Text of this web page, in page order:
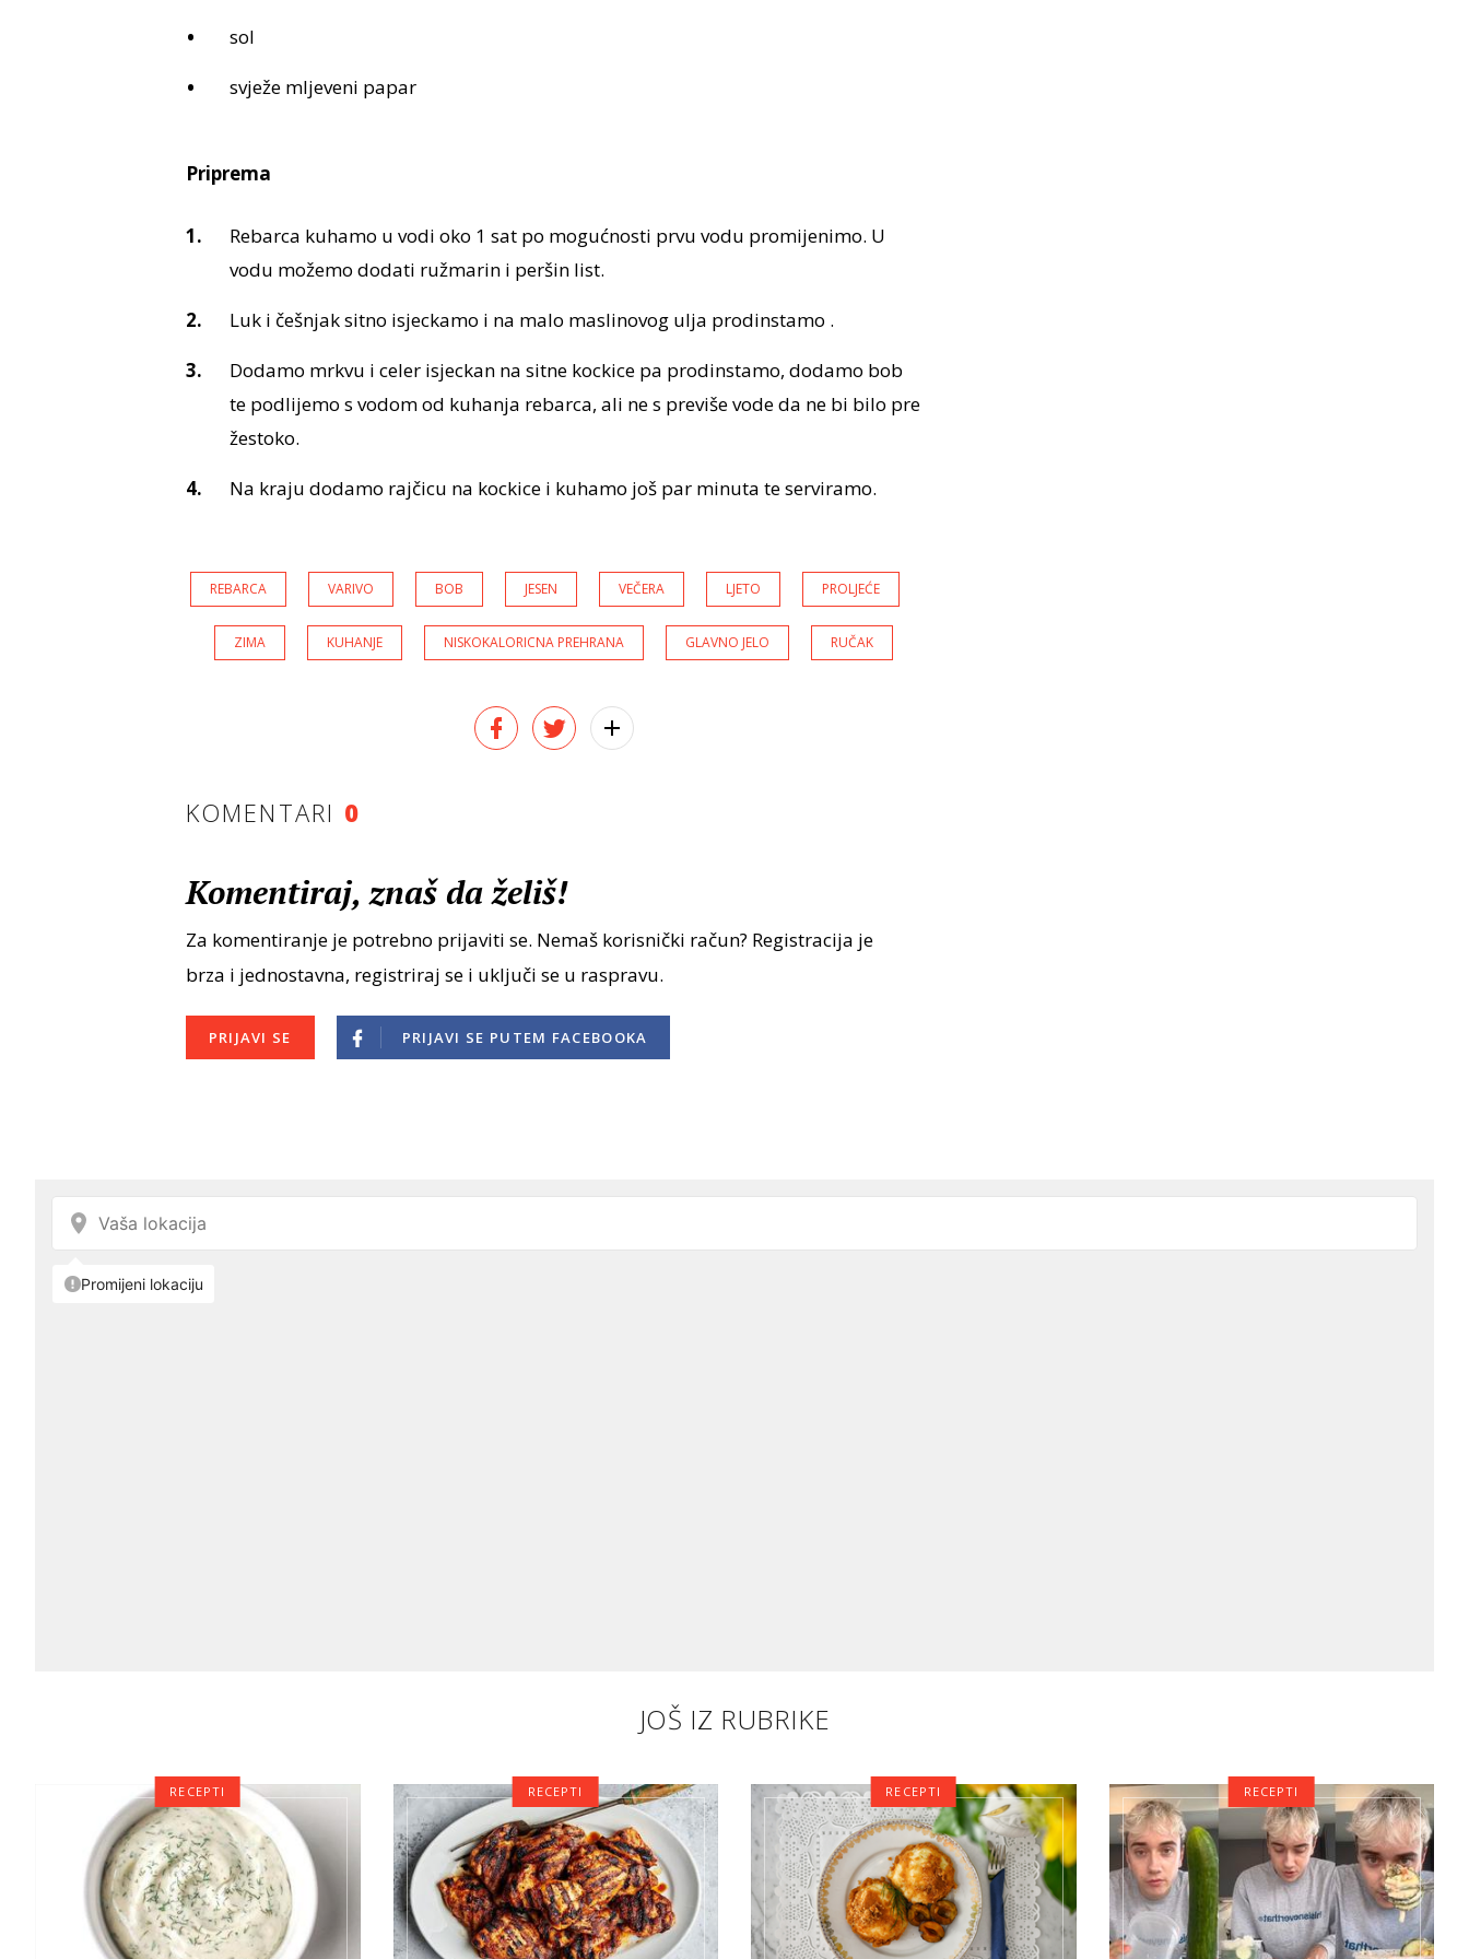
sol
svježe mljeveni papar
Priprema
Rebarca kuhamo u vodi oko 1 sat po mogućnosti prvu vodu promijenimo. U
vodu možemo dodati ružmarin i peršin list.
Luk i češnjak sitno isjeckamo i na malo maslinovog ulja prodinstamo .
Dodamo mrkvu i celer isjeckan na sitne kockice pa prodinstamo, dodamo bob
te podlijemo s vodom od kuhanja rebarca, ali ne s previše vode da ne bi bilo pre
žestoko.
Na kraju dodamo rajčicu na kockice i kuhamo još par minuta te serviramo.
REBARCA VARIVO BOB JESEN VEČERA LJETO PROLJEĆE
ZIMA KUHANJE NISKOKALORICNA PREHRANA GLAVNO JELO RUČAK
KOMENTARI 0
Komentiraj, znaš da želiš!
Za komentiranje je potrebno prijaviti se. Nemaš korisnički račun? Registracija je
brza i jednostavna, registriraj se i uključi se u raspravu.
PRIJAVI SE PRIJAVI SE PUTEM FACEBOOKA
JOŠ IZ RUBRIKE
RECEPTI RECEPTI RECEPTI RECEPTI